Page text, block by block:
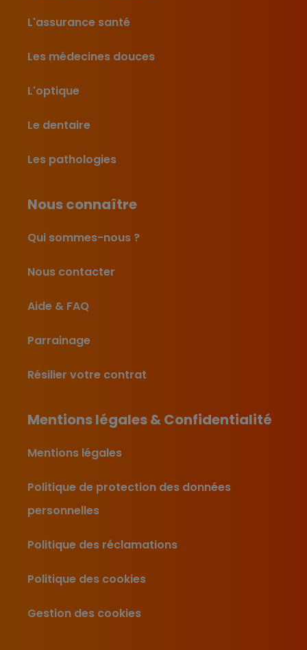
L'assurance santé
Les médecines douces
L'optique
Le dentaire
Les pathologies
Nous connaître
Qui sommes-nous ?
Nous contacter
Aide & FAQ
Parrainage
Résilier votre contrat
Mentions légales & Confidentialité
Mentions légales
Politique de protection des données
personnelles
Politique des réclamations
Politique des cookies
Gestion des cookies